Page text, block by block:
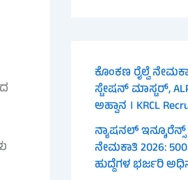
ಕೊಂಕಣ ರೈಲ್ವೆ
ಸ್ಟೇಷನ್ ಮಾಸ್ಟರ್,
ಅಹ್ವಾನ । KRCL
ನ್ಯಾಷನಲ್
ನೇಮಕಾತಿ 2026:
ಹುದ್ದೆಗಳ ಭರ್ಜರಿ